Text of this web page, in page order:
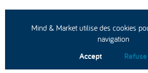
© Copyright 2020
General conditions of use
Privacy
Mind & Market utilise des cookies
navigation
Accept Refuse